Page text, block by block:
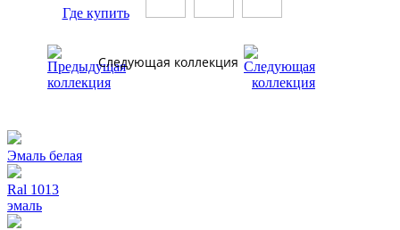
Где купить
Следующая коллекция
Эмаль белая
Ral 1013
эмаль